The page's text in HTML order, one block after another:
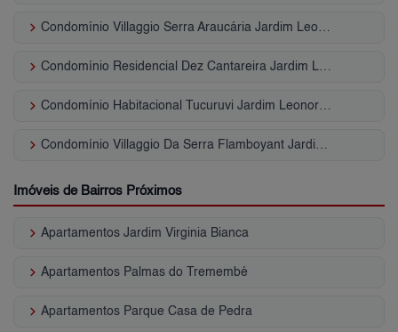
keyboard_arrow_right Condomínio Villaggio Serra Araucária Jardim Leonor Mendes de Barros
keyboard_arrow_right Condomínio Residencial Dez Cantareira Jardim Leonor Mendes de Barros
keyboard_arrow_right Condomínio Habitacional Tucuruvi Jardim Leonor Mendes de Barros
keyboard_arrow_right Condomínio Villaggio Da Serra Flamboyant Jardim Leonor Mendes de Barros
Imóveis de Bairros Próximos
keyboard_arrow_right Apartamentos Jardim Virginia Bianca
keyboard_arrow_right Apartamentos Palmas do Tremembé
keyboard_arrow_right Apartamentos Parque Casa de Pedra